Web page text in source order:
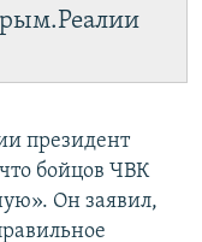
президент
бойцов ЧВК
Он заявил,